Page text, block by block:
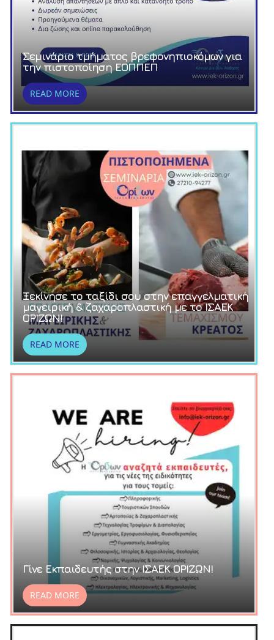
Σεμινάριο τμήματος βρεφονηπιοκόμων για
την πιστοποίηση ΕΟΠΠΕΠ
READ MORE
Ξεκίνησε το ταξίδι σου στην επαγγελματική
μαγειρική & ζαχαροπλαστική με το ΙΣΑΕΚ
ΟΡΙΖΩΝ!
READ MORE
Γίνε Εκπαιδευτής στην ΙΣΑΕΚ ΟΡΙΖΩΝ!
READ MORE